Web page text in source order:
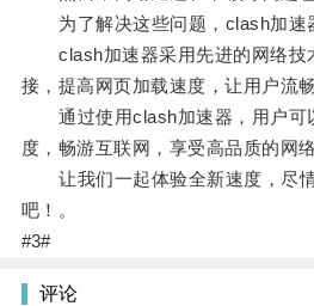
为了解决这些问题，clash加速
clash加速器采用先进的网络技
接，提高网页加载速度，让用户流
通过使用clash加速器，用户可
度，畅游互联网，享受高品质的网络
让我们一起体验全新速度，尽情
吧！。
#3#
评论